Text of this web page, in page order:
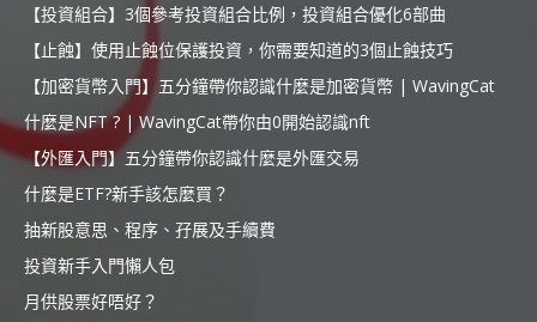
【投資組合】3個參考投資組合比例，投資組合優化6部曲
【止蝕】使用止蝕位保護投資，你需要知道的3個止蝕技巧
【加密貨幣入門】五分鐘帶你認識什麼是加密貨幣 | WavingCat
什麼是NFT ? | WavingCat帶你由0開始認識nft
【外匯入門】五分鐘帶你認識什麼是外匯交易
什麼是ETF?新手該怎麼買？
抽新股意思、程序、孖展及手續費
投資新手入門懶人包
月供股票好唔好？